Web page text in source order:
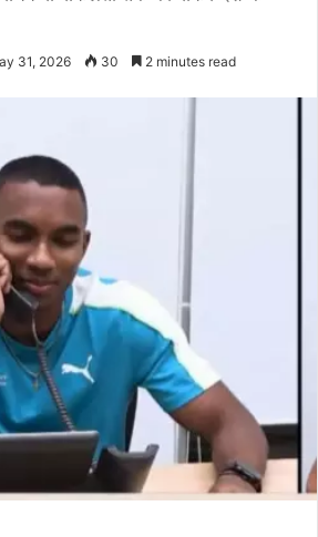
31, 2026 30 2 minutes read